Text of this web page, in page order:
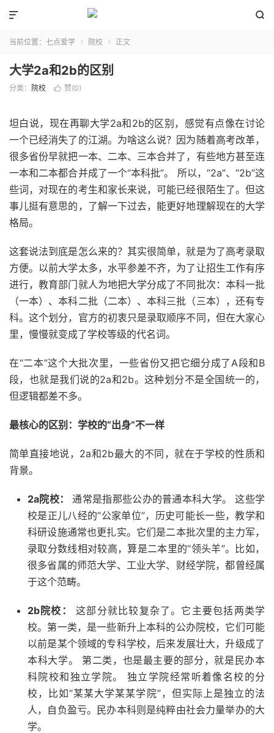


当前位置： 七点爱学  院校  正文
大学2a和2b的区别
分类： 院校  赞(0)
坦白说，现在再聊大学2a和2b的区别，感觉有点像在讨论
一个已经消失了的江湖。为啥这么说？因为随着高考改革，
很多省份早就把一本、二本、三本合并了，有些地方甚至连
一本和二本都合并成了一个“本科批”。 所以，“2a”、“2b”这
些词，对现在的考生和家长来说，可能已经很陌生了。但这
事儿挺有意思的，了解一下过去，能更好地理解现在的大学
格局。
这套说法到底是怎么来的？其实很简单，就是为了高考录取
方便。以前大学太多，水平参差不齐，为了让招生工作有序
进行，教育部门就人为地把大学分成了不同批次：本科一批
（一本）、本科二批（二本）、本科三批（三本），还有专
科。这个划分，官方的初衷只是录取顺序不同，但在大家心
里，慢慢就变成了学校等级的代名词。
在“二本”这个大批次里，一些省份又把它细分成了A段和B
段，也就是我们说的2a和2b。这种划分不是全国统一的，
但逻辑都差不多。
最核心的区别：学校的“出身”不一样
简单直接地说，2a和2b最大的不同，就在于学校的性质和
背景。
2a院校：
通常是指那些公办的普通本科大学。 这些学
校是正儿八经的“公家单位”，历史可能长一些，教学和
科研设施通常也更扎实。它们是二本批次里的主力军，
录取分数线相对较高，算是二本里的“领头羊”。比如，
很多省属的师范大学、工业大学、财经学院，都曾经属
于这个范畴。
2b院校：
这部分就比较复杂了。它主要包括两类学
校。第一类，是一些新升上本科的公办院校，它们可能
以前是某个领域的专科学校，后来发展壮大，升级成了
本科大学。 第二类，也是最主要的部分，就是民办本
科院校和独立学院。 独立学院经常听着像名校的分
校，比如“某某大学某某学院”，但实际上是独立的法
人，自负盈亏。民办本科则是纯粹由社会力量举办的大
学。